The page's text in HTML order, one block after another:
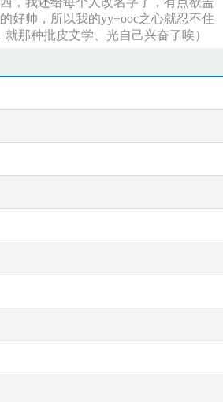
好帅，所以我的yy+ooc之心就忍不住
那种批皮文学、光自己兴奋了唉）